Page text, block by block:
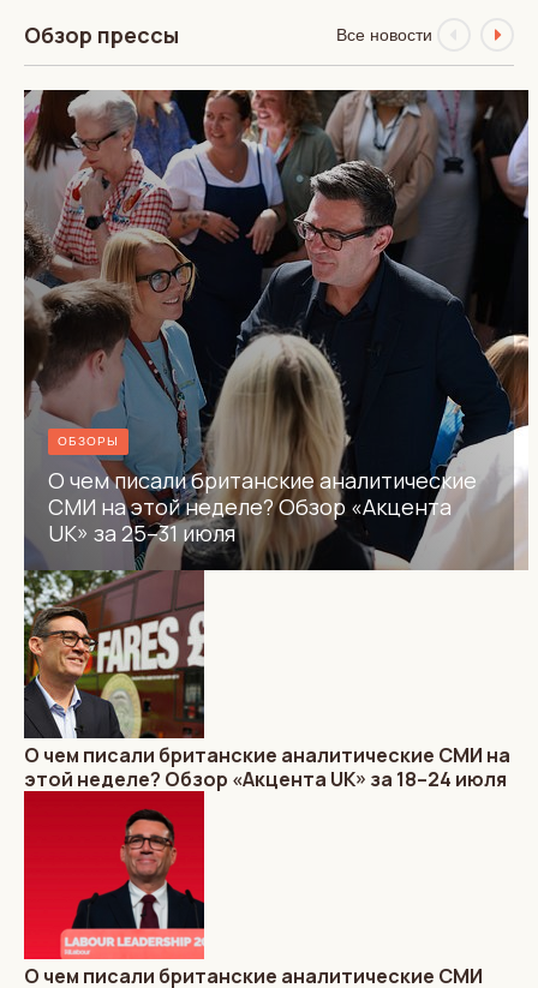
Обзор прессы Все новости
ОБЗОРЫ
О чем писали британские аналитические
СМИ на этой неделе? Обзор «Акцента
UK» за 25–31 июля
О чем писали британские аналитические СМИ на
этой неделе? Обзор «Акцента UK» за 18–24 июля
О чем писали британские аналитические СМИ